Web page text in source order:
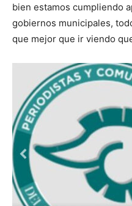
bien estamos cumpliendo
gobiernos municipales,
que mejor que ir viendo